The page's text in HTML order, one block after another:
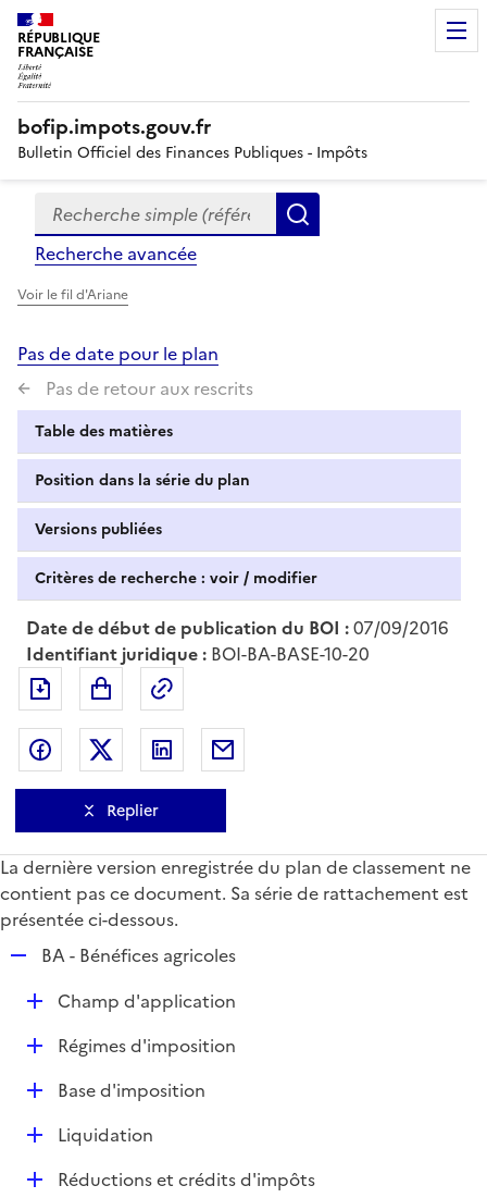
RÉPUBLIQUE
FRANÇAISE
bofip.impots.gouv.fr
Bulletin Officiel des Finances Publiques - Impôts
Formulaire
de
recherche
Recherche simple (références, mots clés, partie du
Recherche avancée
Voir le fil d'Ariane
Pas de date pour le plan
Pas de retour aux rescrits
Table des matières
Position dans la série du plan
Versions publiées
Critères de recherche : voir / modifier
Date de début de publication du BOI :07/09/2016
Identifiant juridique : BOI-BA-BASE-10-20
Exporter le document au format pdf
Partager sur Facebook
Partager sur Twitter
Partager sur LinkedIn
Replier
La dernière version enregistrée du plan de classement ne
contient pas ce document. Sa série de rattachement est
présentée ci-dessous.
p
l
i
e
BA - Bénéfices agricoles
DChamp d'application
DRégimes d'imposition
DBase d'imposition
DLiquidation
DRéductions et crédits d'impôts